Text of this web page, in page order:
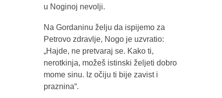
u Noginoj nevolji.
Na Gordaninu želju da ispijemo za
Petrovo zdravlje, Nogo je uzvratio:
„Hajde, ne pretvaraj se. Kako ti,
nerotkinja, možeš istinski željeti dobro
mome sinu. Iz očiju ti bije zavist i
praznina“.